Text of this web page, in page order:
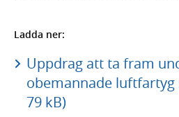
Ladda ner:
Uppdrag att ta fram
obemannade luftfartyg
79 kB)